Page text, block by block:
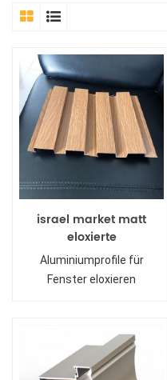
israel market matt
eloxierte
aluminiumprofile für
fenster- und
Aluminiumprofile für
Fenster eloxieren